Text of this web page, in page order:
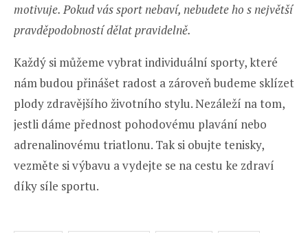
motivuje. Pokud vás sport nebaví, nebudete ho s největší
pravděpodobností dělat pravidelně.
Každý si můžeme vybrat individuální sporty, které
nám budou přinášet radost a zároveň budeme sklízet
plody zdravějšího životního stylu. Nezáleží na tom,
jestli dáme přednost pohodovému plavání nebo
adrenalinovému triatlonu. Tak si obujte tenisky,
vezměte si výbavu a vydejte se na cestu ke zdraví
díky síle sportu.